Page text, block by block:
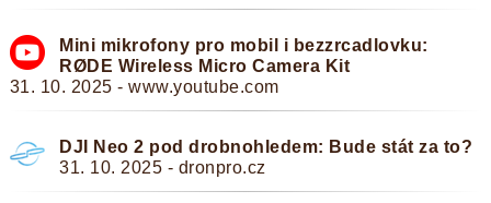
Mini mikrofony pro mobil i bezzrcadlovku:
RØDE Wireless Micro Camera Kit
31. 10. 2025 - www.youtube.com
DJI Neo 2 pod drobnohledem: Bude stát za to?
31. 10. 2025 - dronpro.cz